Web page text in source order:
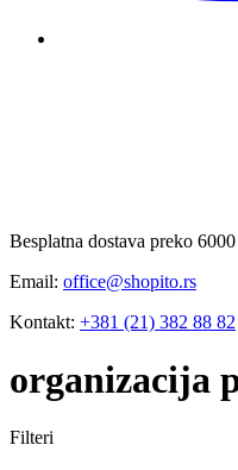
Besplatna dostava preko
Email: office@shopito.rs
Kontakt: +381 (21) 382 88 82
organizacija
Filteri